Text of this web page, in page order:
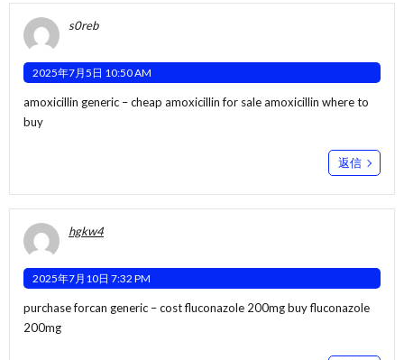
s0reb
2025年7月5日 10:50 AM
amoxicillin generic –cheap amoxicillin for saleamoxicillin where to
buy
返信
hgkw4
2025年7月10日 7:32 PM
purchase forcan generic –cost fluconazole 200mgbuy fluconazole
200mg